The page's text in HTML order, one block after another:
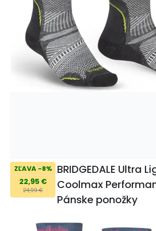
ZĽAVA -8%
22,95 €
24,99 €
BRIDGEDALE Ultra
Coolmax
Pánske ponožky